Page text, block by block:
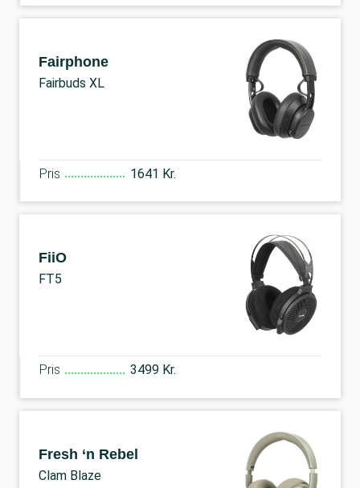
Fairphone
Fairbuds XL
Pris 1641 Kr.
FiiO
FT5
Pris 3499 Kr.
Fresh ‘n Rebel
Clam Blaze